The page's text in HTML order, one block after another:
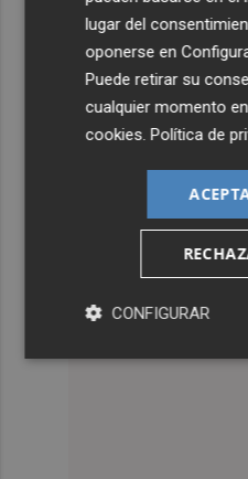
lugar del
oponerse en
Puede retirar su
cualquier momento
cookies .Política de
CONFIGURAR